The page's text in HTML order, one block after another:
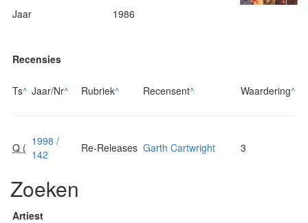
Jaar 1986
Recensies
Ts^ Jaar/Nr^ Rubriek^ Recensent^ Waardering^
Q ( 1998 /
142
Re-Releases Garth Cartwright 3
Zoeken
Artiest